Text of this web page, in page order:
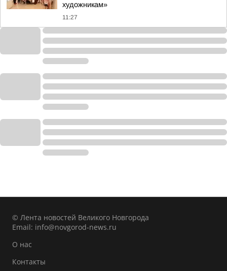
художникам»
11:27
© Лента новостей Великого Новгорода
Email: info@novgorod-news.ru
О нас
Контакты